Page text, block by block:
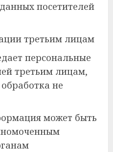
посетителей
третьим лицам
персональные
третьим лицам,
не
может быть